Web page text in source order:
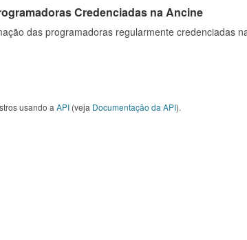
Credenciadas na Ancine
das programadoras regularmente credenciadas
usando a API (veja Documentação da API).